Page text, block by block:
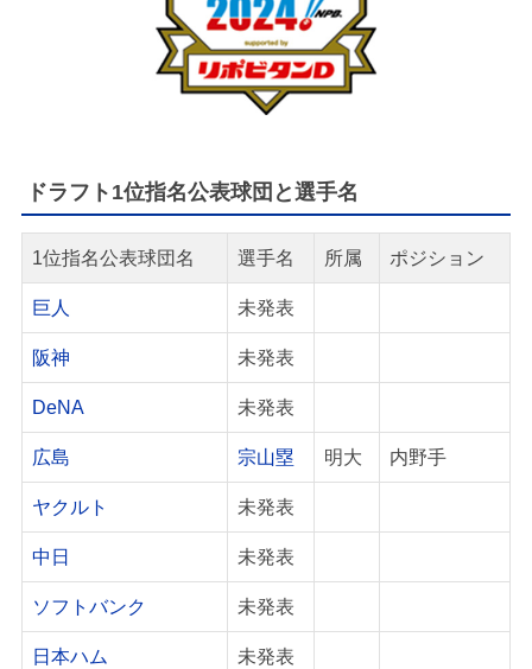
ドラフト1位指名公表球団と選手名
1位指名公表球団名 選手名 所属 ポジション
巨人 未発表
阪神 未発表
DeNA 未発表
広島 宗山塁 明大 内野手
ヤクルト 未発表
中日 未発表
ソフトバンク 未発表
日本ハム 未発表